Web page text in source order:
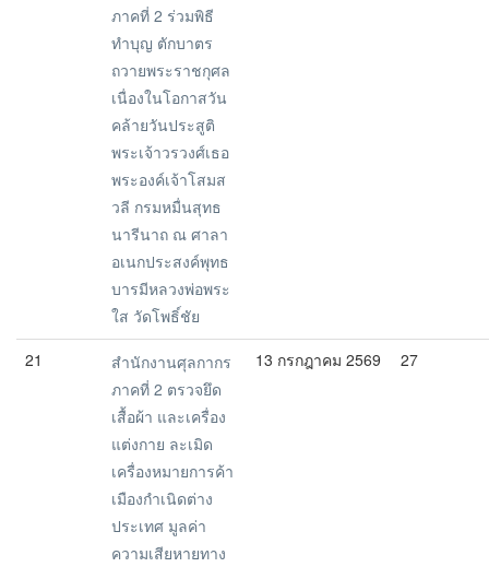
ภาคที่ 2 ร่วมพิธี
ทำบุญ ตักบาตร
ถวายพระราชกุศล
เนื่องในโอกาสวัน
คล้ายวันประสูติ
พระเจ้าวรวงศ์เธอ
พระองค์เจ้าโสมส
วลี กรมหมื่นสุทธ
นารีนาถ ณ ศาลา
อเนกประสงค์พุทธ
บารมีหลวงพ่อพระ
ใส วัดโพธิ์ชัย
21
สำนักงานศุลกากร
ภาคที่ 2 ตรวจยึด
เสื้อผ้า และเครื่อง
แต่งกาย ละเมิด
เครื่องหมายการค้า
เมืองกำเนิดต่าง
ประเทศ มูลค่า
ความเสียหายทาง
13 กรกฎาคม 2569 27